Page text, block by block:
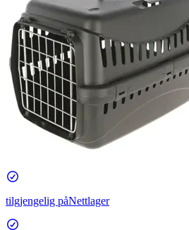
tilgjengelig påNettlager